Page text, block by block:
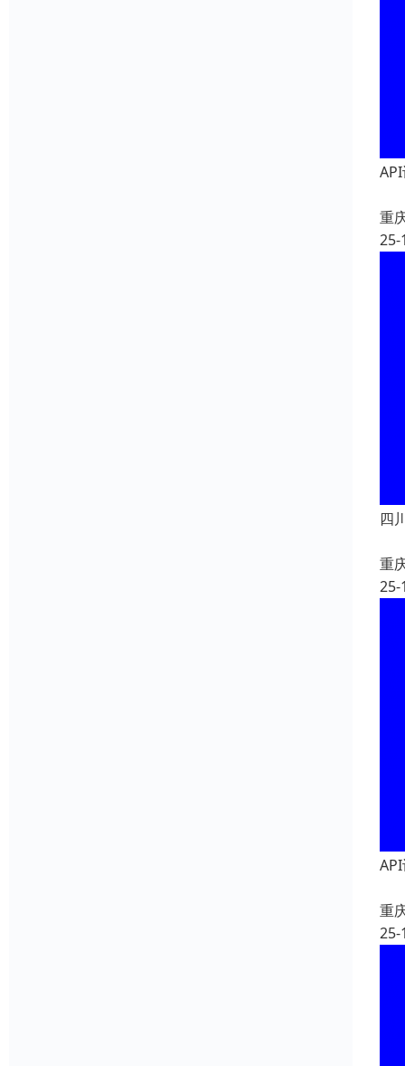
重
25-
四
重
25-
重
25-